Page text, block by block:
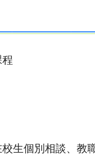
生個別相談、教